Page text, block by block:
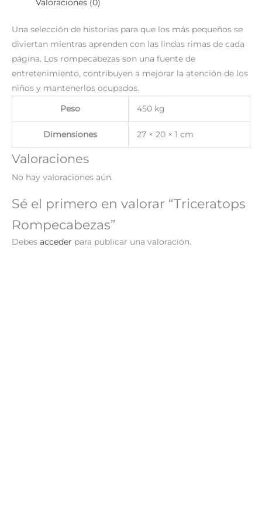
Valoraciones (0)
Una selección de historias para que los más pequeños se
diviertan mientras aprenden con las lindas rimas de cada
página. Los rompecabezas son una fuente de
entretenimiento, contribuyen a mejorar la atención de los
niños y mantenerlos ocupados.
Peso 450 kg
Dimensiones 27 × 20 × 1 cm
Valoraciones
No hay valoraciones aún.
Sé el primero en valorar “Triceratops
Rompecabezas”
Debes acceder para publicar una valoración.